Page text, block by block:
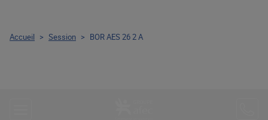
Accueil > Session > BOR AES 26 2 A